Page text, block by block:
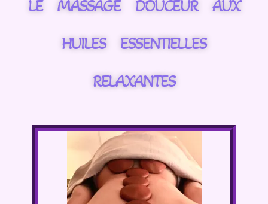
LE MASSAGE DOUCEUR AUX
HUILES ESSENTIELLES
RELAXANTES